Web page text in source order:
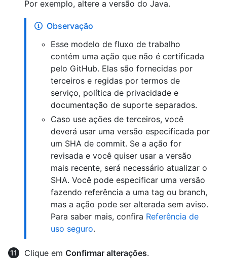
Por exemplo, altere a versão do Java.
Observação
Esse modelo de fluxo de trabalho
contém uma ação que não é certificada
pelo GitHub. Elas são fornecidas por
terceiros e regidas por termos de
serviço, política de privacidade e
documentação de suporte separados.
Caso use ações de terceiros, você
deverá usar uma versão especificada por
um SHA de commit. Se a ação for
revisada e você quiser usar a versão
mais recente, será necessário atualizar o
SHA. Você pode especificar uma versão
fazendo referência a uma tag ou branch,
mas a ação pode ser alterada sem aviso.
Para saber mais, confira Referência de
uso seguro.
Clique em Confirmar alterações.